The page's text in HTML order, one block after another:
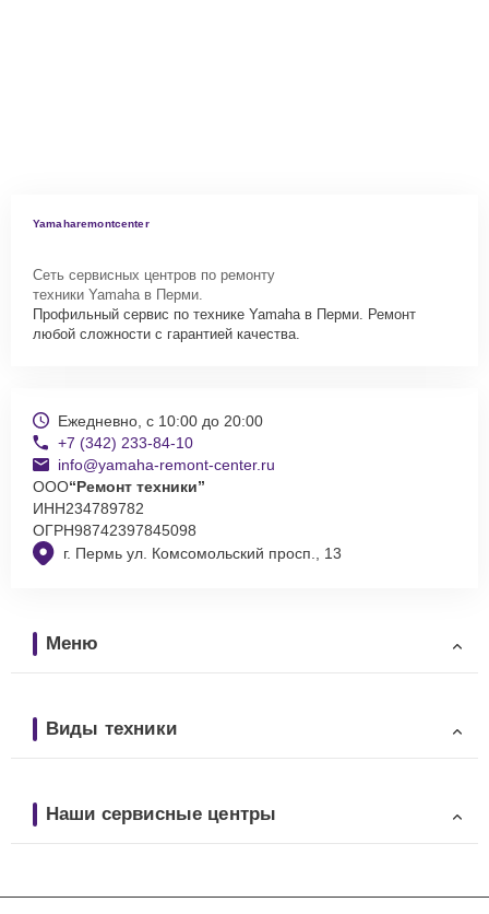
Yamaharemontcenter
Сеть сервисных центров по ремонту
техники Yamaha в Перми.
Профильный сервис по технике Yamaha в Перми. Ремонт
любой сложности с гарантией качества.
г. Пермь ул. Комсомольский просп., 13
Ежедневно, с 10:00 до 20:00
+7 (342) 233-84-10
info@yamaha-remont-center.ru
ООО“Ремонт техники”
ИНН234789782
ОГРН98742397845098
Меню
Виды техники
Наши сервисные центры